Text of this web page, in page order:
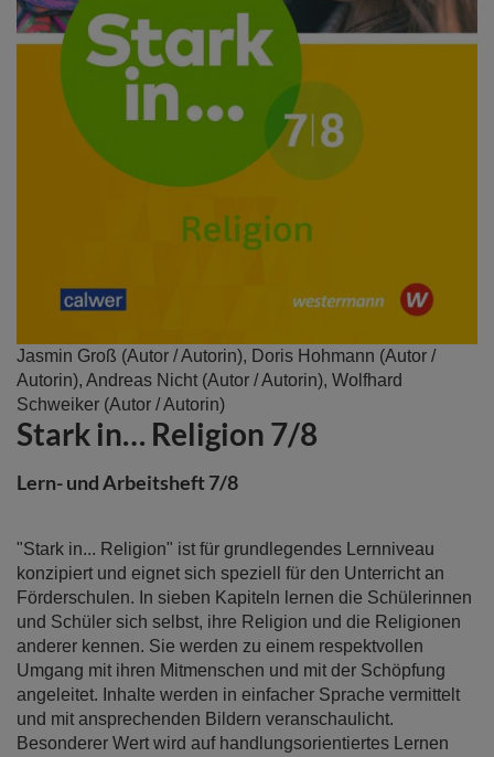
Jasmin Groß (Autor / Autorin), Doris Hohmann (Autor /
Autorin), Andreas Nicht (Autor / Autorin), Wolfhard
Schweiker (Autor / Autorin)
Stark in… Religion 7/8
Lern- und Arbeitsheft 7/8
"Stark in... Religion" ist für grundlegendes Lernniveau
konzipiert und eignet sich speziell für den Unterricht an
Förderschulen. In sieben Kapiteln lernen die Schülerinnen
und Schüler sich selbst, ihre Religion und die Religionen
anderer kennen. Sie werden zu einem respektvollen
Umgang mit ihren Mitmenschen und mit der Schöpfung
angeleitet. Inhalte werden in einfacher Sprache vermittelt
und mit ansprechenden Bildern veranschaulicht.
Besonderer Wert wird auf handlungsorientiertes Lernen
Zum
Anfang
der
Bildergalerie
springen